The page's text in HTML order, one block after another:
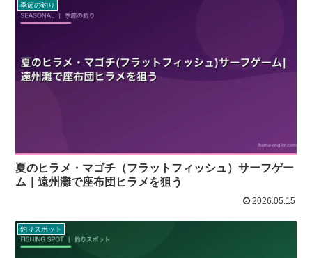
季節の釣り
夏のヒラメ・マゴチ（フラットフィッシュ）サーフゲー
ム｜遠州灘で座布団ヒラメを狙う
2026.05.15
釣りスポット